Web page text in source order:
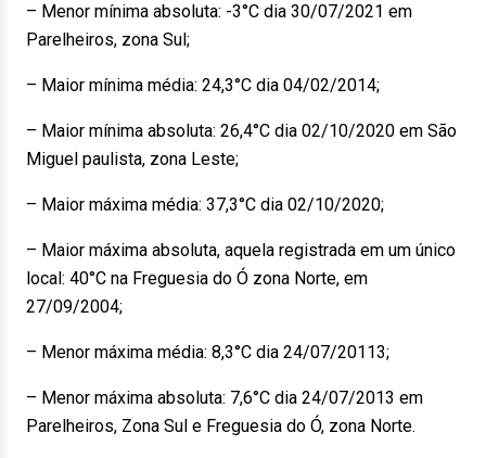
– Menor mínima absoluta: -3°C dia 30/07/2021 em
Parelheiros, zona Sul;
– Maior mínima média: 24,3°C dia 04/02/2014;
– Maior mínima absoluta: 26,4°C dia 02/10/2020 em São
Miguel paulista, zona Leste;
– Maior máxima média: 37,3°C dia 02/10/2020;
– Maior máxima absoluta, aquela registrada em um único
local: 40°C na Freguesia do Ó zona Norte, em
27/09/2004;
– Menor máxima média: 8,3°C dia 24/07/20113;
– Menor máxima absoluta: 7,6°C dia 24/07/2013 em
Parelheiros, Zona Sul e Freguesia do Ó, zona Norte.